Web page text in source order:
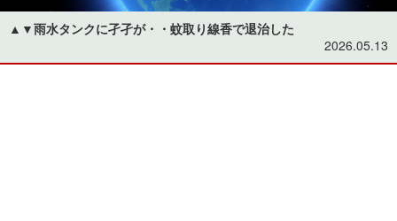
▲▼雨水タンクに孑孑が・・蚊取り線香で退治した
2026.05.13